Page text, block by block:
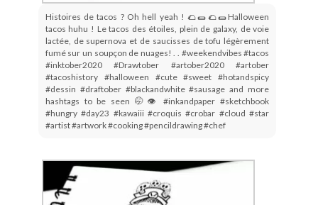
Histoires de tacos ? Oh hell yeah ! 🌮🌯🌮🌯Halloween
tacos huhu ! Le tacos des étoiles, plein de galaxy, de voie
lactée, de supernova et de saucisses de tofu légèrement
fumé sur un soupçon de nuages! . . #weekendvibes #tacos
#inktober2020 #Drawtober #artober2020 #artober
#tacoshistory #halloween #cute #sweet #hotandspicy
#dessin #draftober #blackandwhite #sausage and more
hashtags to be seen 🤭👁 #inkandpaper #sketchbook
#hungry #day23 #kawaiii #croquis #crobar #cloud #star
#artist #artwork #cooking #pencildrawing #chef